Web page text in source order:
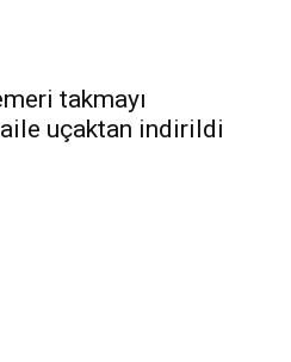
takmayı
uçaktan indirildi